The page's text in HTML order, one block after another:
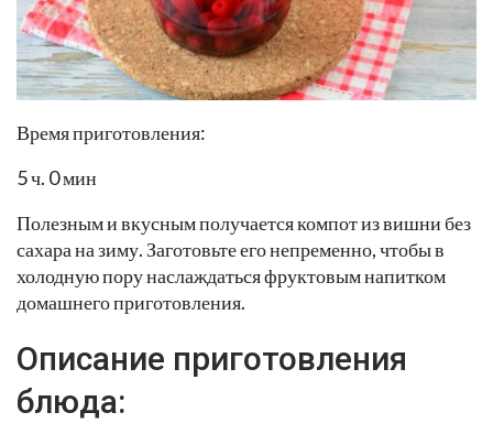
Время приготовления:
5 ч. 0 мин
Полезным и вкусным получается компот из вишни без
сахара на зиму. Заготовьте его непременно, чтобы в
холодную пору наслаждаться фруктовым напитком
домашнего приготовления.
Описание приготовления
блюда: